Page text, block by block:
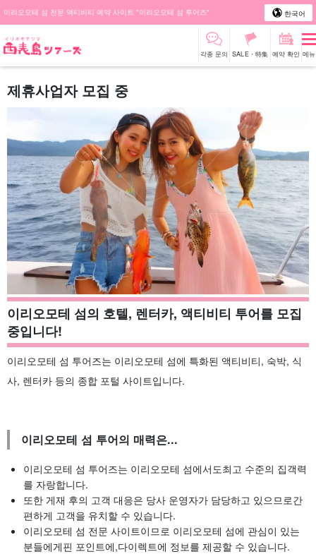
이리오모테 섬 전문 액티비티 예약 사이트 "이리오모테 섬 투어즈" 한국어
각종 문의 SALE・特集 예약 확인 메뉴
제휴사업자 모집 중
이리오모테 섬의 호텔, 렌터카, 액티비티 투어를 모집
중입니다!
이리오모테 섬 투어즈는 이리오모테 섬에 특화된 액티비티, 숙박, 식
사, 렌터카 등의 종합 포털 사이트입니다.
이리오모테 섬 투어의 매력은...
이리오모테 섬 투어즈는 이리오모테 섬에서도최고 수준의 집객력
를 자랑합니다.
또한 게재 후의 고객 대응은 당사 운영자가 담당하고 있으므로간
편하게 고객을 유치할 수 있습니다.
이리오모테 섬 전문 사이트이므로 이리오모테 섬에 관심이 있는
분들에게핀 포인트에,다이렉트에 정보를 제공할 수 있습니다.